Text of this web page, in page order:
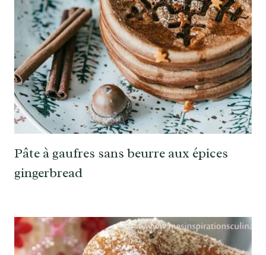
Pâte à gaufres sans beurre aux épices
gingerbread